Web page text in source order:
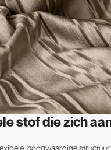
stof die zich
hoogwaardige